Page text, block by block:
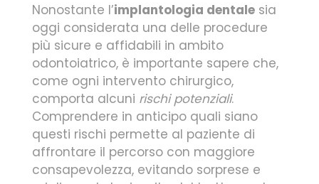
Nonostante l’implantologia dentale sia
oggi considerata una delle procedure
più sicure e affidabili in ambito
odontoiatrico, è importante sapere che,
come ogni intervento chirurgico,
comporta alcuni rischi potenziali.
Comprendere in anticipo quali siano
questi rischi permette al paziente di
affrontare il percorso con maggiore
consapevolezza, evitando sorprese e